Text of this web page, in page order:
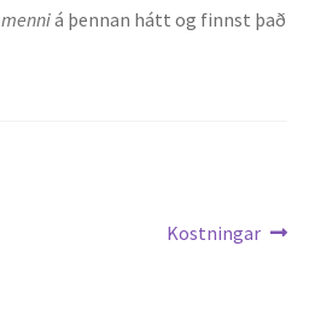
menniá þennan hátt og finnst það
Next
Kostningar